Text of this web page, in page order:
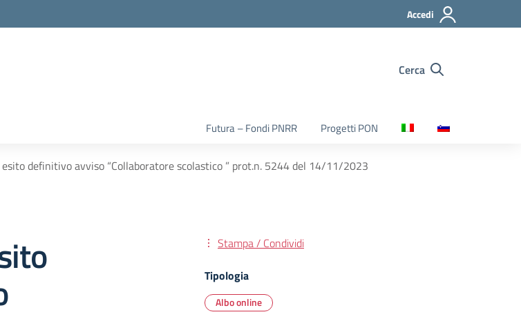
Accedi
Cerca
Futura – Fondi PNRR Progetti PON
esito definitivo avviso “Collaboratore scolastico ” prot.n. 5244 del 14/11/2023
Stampa / Condividi
Tipologia
Albo online